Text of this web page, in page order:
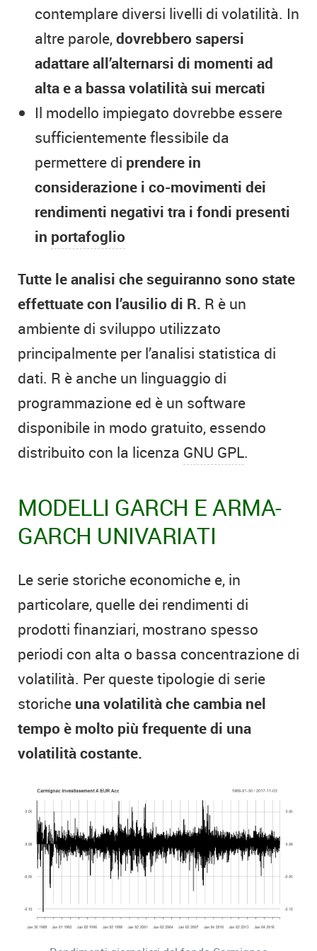
contemplare diversi livelli di volatilità. In
altre parole,dovrebbero sapersi
adattare all’alternarsi di momenti ad
alta e a bassa volatilità sui mercati
Il modello impiegato dovrebbe essere
sufficientemente flessibile da
permettere di prendere in
considerazione i co-movimenti dei
rendimenti negativi tra i fondi presenti
in portafoglio
Tutte le analisi che seguiranno sono state
effettuate con l’ausilio di R. R è un
ambiente di sviluppo utilizzato
principalmente per l’analisi statistica di
dati. R è anche un linguaggio di
programmazione ed è un software
disponibile in modo gratuito, essendo
distribuito con la licenza GNU GPL.
MODELLI GARCH E ARMA-
GARCH UNIVARIATI
Le serie storiche economiche e, in
particolare, quelle dei rendimenti di
prodotti finanziari, mostrano spesso
periodi con alta o bassa concentrazione di
volatilità. Per queste tipologie di serie
storiche una volatilità che cambia nel
tempo è molto più frequente di una
volatilità costante.